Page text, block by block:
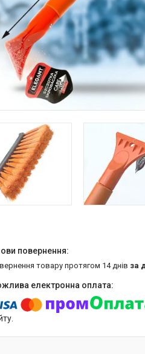
товару протягом 14 днів за